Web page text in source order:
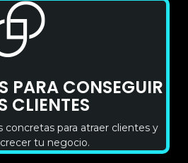
CLIENTES
concretas para atraer clientes y
crecer tu negocio.